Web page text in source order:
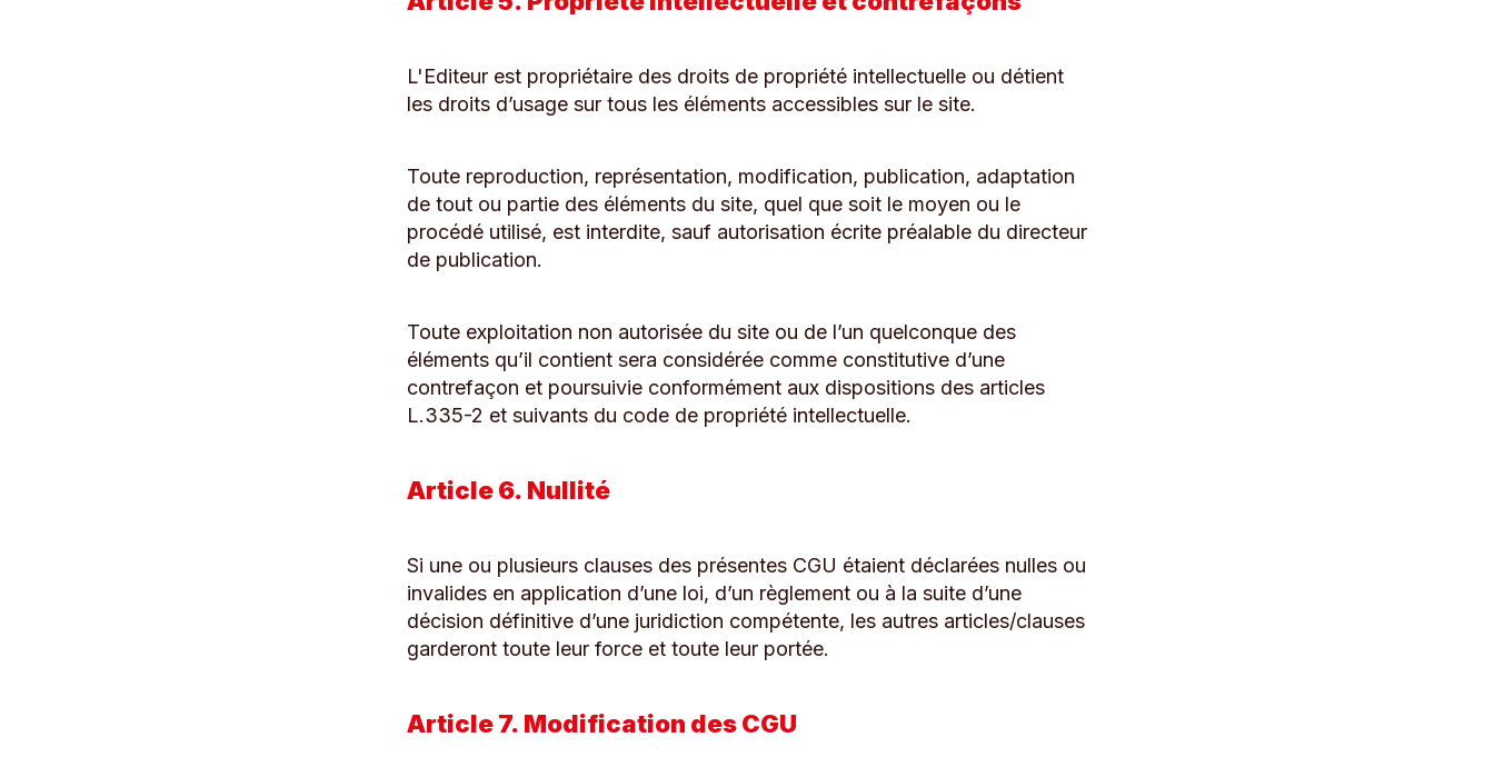
L'Editeur est propriétaire des droits de propriété intellectuelle ou détient
les droits d’usage sur tous les éléments accessibles sur le site.
Toute reproduction, représentation, modification, publication, adaptation
de tout ou partie des éléments du site, quel que soit le moyen ou le
procédé utilisé, est interdite, sauf autorisation écrite préalable du directeur
de publication.
Toute exploitation non autorisée du site ou de l’un quelconque des
éléments qu’il contient sera considérée comme constitutive d’une
contrefaçon et poursuivie conformément aux dispositions des articles
L.335-2 et suivants du code de propriété intellectuelle.
Article 6. Nullité
Si une ou plusieurs clauses des présentes CGU étaient déclarées nulles ou
invalides en application d’une loi, d’un règlement ou à la suite d’une
décision définitive d’une juridiction compétente, les autres articles/clauses
garderont toute leur force et toute leur portée.
Article 7. Modification des CGU